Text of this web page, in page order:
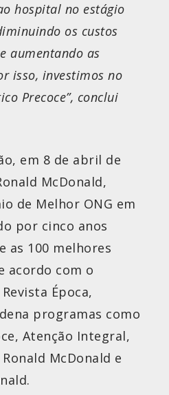
hospital no estágio
os custos
aumentando as
isso, investimos no
Precoce”, conclui
em 8 de abril de
McDonald,
de Melhor ONG em
por cinco anos
as 100 melhores
acordo com o
Época,
programas como
Atenção Integral,
McDonald e